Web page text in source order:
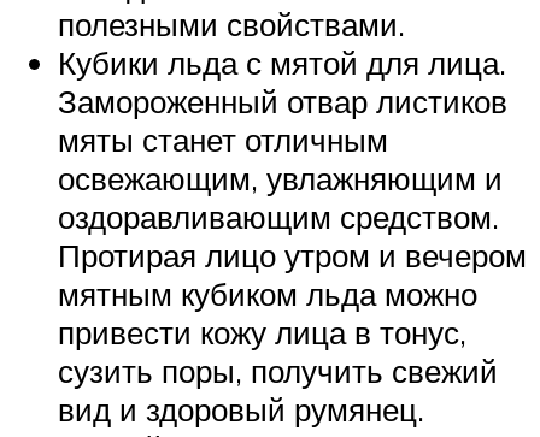
полезными свойствами.
Кубики льда с мятой для лица.
Замороженный отвар листиков
мяты станет отличным
освежающим, увлажняющим и
оздоравливающим средством.
Протирая лицо утром и вечером
мятным кубиком льда можно
привести кожу лица в тонус,
сузить поры, получить свежий
вид и здоровый румянец.